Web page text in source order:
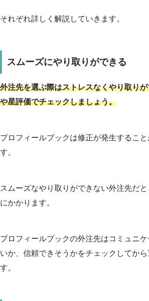
それぞれ詳しく解説していきます。
スムーズにやり取りができる
外注先を選ぶ際はストレスなくやり取り
や星評価でチェックしましょう。
プロフィールブックは修正が発生するこ
す。
スムーズなやり取りができない外注先だ
にかかります。
プロフィールブックの外注先はコミュニ
いか、信頼できそうかをチェックしてか
す。